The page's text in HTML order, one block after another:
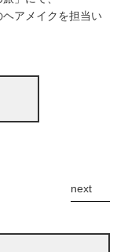
アメイクを担当い
next